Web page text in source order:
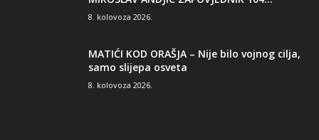
8. kolovoza 2026.
MATIĆI KOD ORAŠJA – Nije bilo vojnog cilja,
samo slijepa osveta
8. kolovoza 2026.